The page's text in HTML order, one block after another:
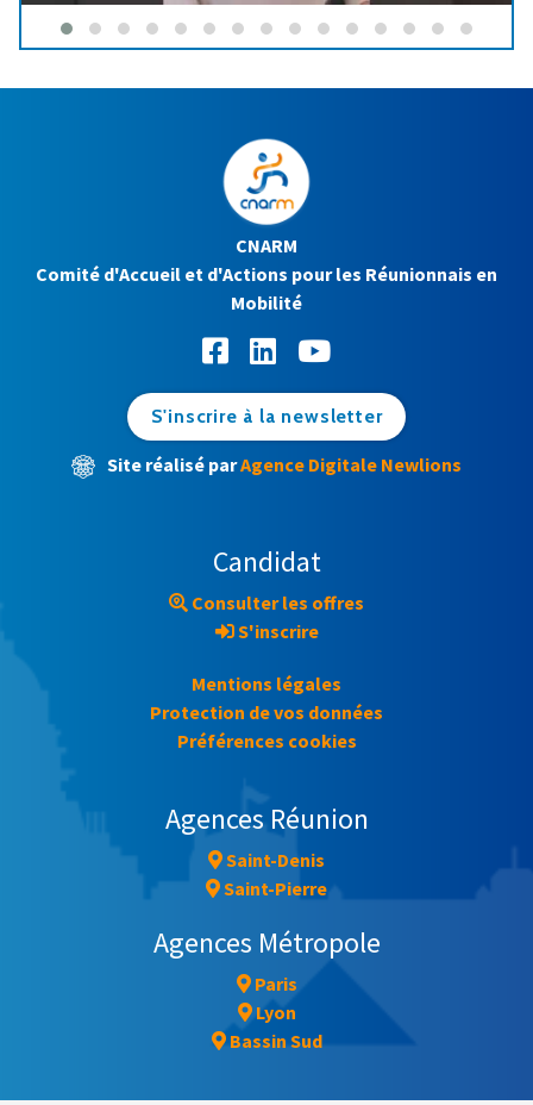
Agences Réunion
Saint-Denis
Saint-Pierre
Agences Métropole
Paris
Lyon
Bassin Sud
CNARM
Comité d'Accueil et d'Actions pour les Réunionnais en
Mobilité
S'inscrire à la newsletter
Site réalisé parAgence Digitale Newlions
Candidat
Consulter les offres
S'inscrire
Mentions légales
Protection de vos données
Préférences cookies